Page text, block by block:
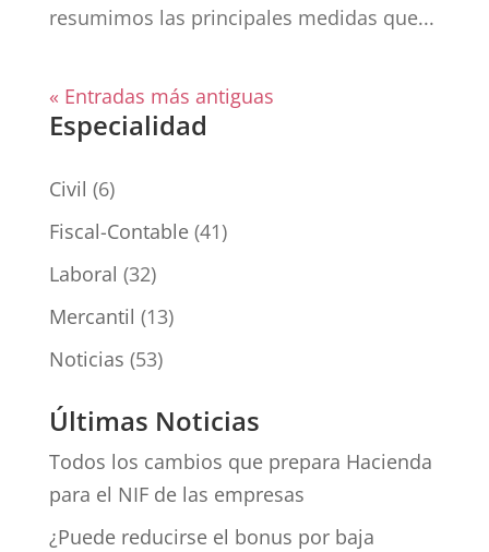
resumimos las principales medidas que...
« Entradas más antiguas
Especialidad
Civil (6)
Fiscal-Contable(41)
Laboral (32)
Mercantil (13)
Noticias (53)
Últimas Noticias
Todos los cambios que prepara Hacienda
para el NIF de las empresas
¿Puede reducirse el bonus por baja